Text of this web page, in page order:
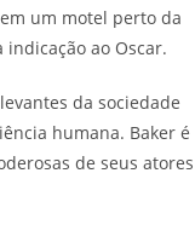
um motel perto da
ao Oscar.
da sociedade
humana. Baker é
de seus